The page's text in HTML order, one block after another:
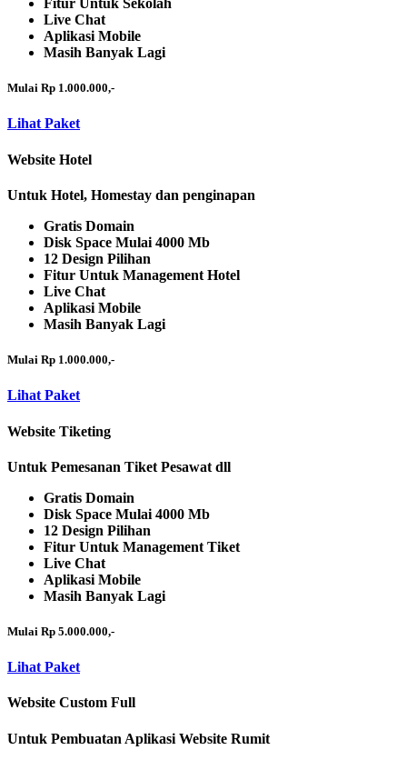
Fitur Untuk Sekolah
Live Chat
Aplikasi Mobile
Masih Banyak Lagi
Mulai Rp 1.000.000,-
Lihat Paket
Website Hotel
Untuk Hotel, Homestay dan penginapan
Gratis Domain
Disk Space Mulai 4000 Mb
12 Design Pilihan
Fitur Untuk Management Hotel
Live Chat
Aplikasi Mobile
Masih Banyak Lagi
Mulai Rp 1.000.000,-
Lihat Paket
Website Tiketing
Untuk Pemesanan Tiket Pesawat dll
Gratis Domain
Disk Space Mulai 4000 Mb
12 Design Pilihan
Fitur Untuk Management Tiket
Live Chat
Aplikasi Mobile
Masih Banyak Lagi
Mulai Rp 5.000.000,-
Lihat Paket
Website Custom Full
Untuk Pembuatan Aplikasi Website Rumit